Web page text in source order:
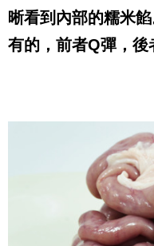
晰看到內部的糯米
有的，前者Q彈，後